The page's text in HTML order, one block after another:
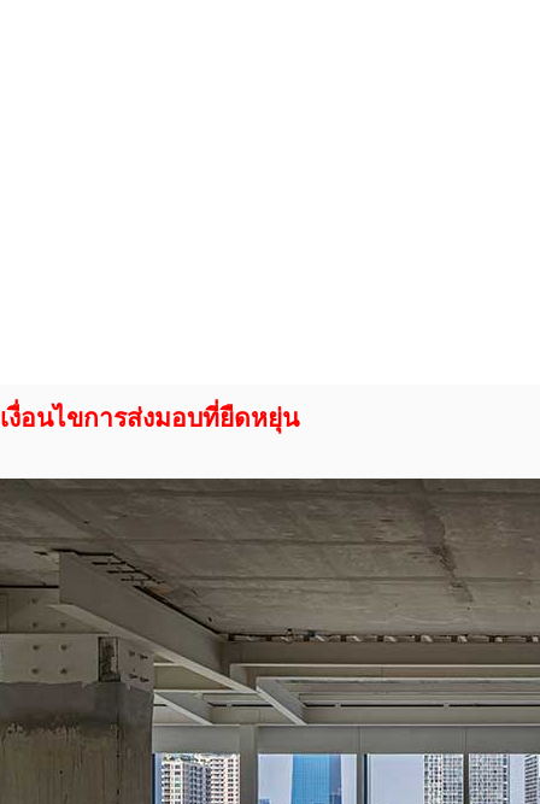
เงื่อนไขการส่งมอบที่ยืดหยุ่น